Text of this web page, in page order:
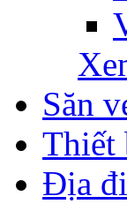
Săn
Thiết
Địa